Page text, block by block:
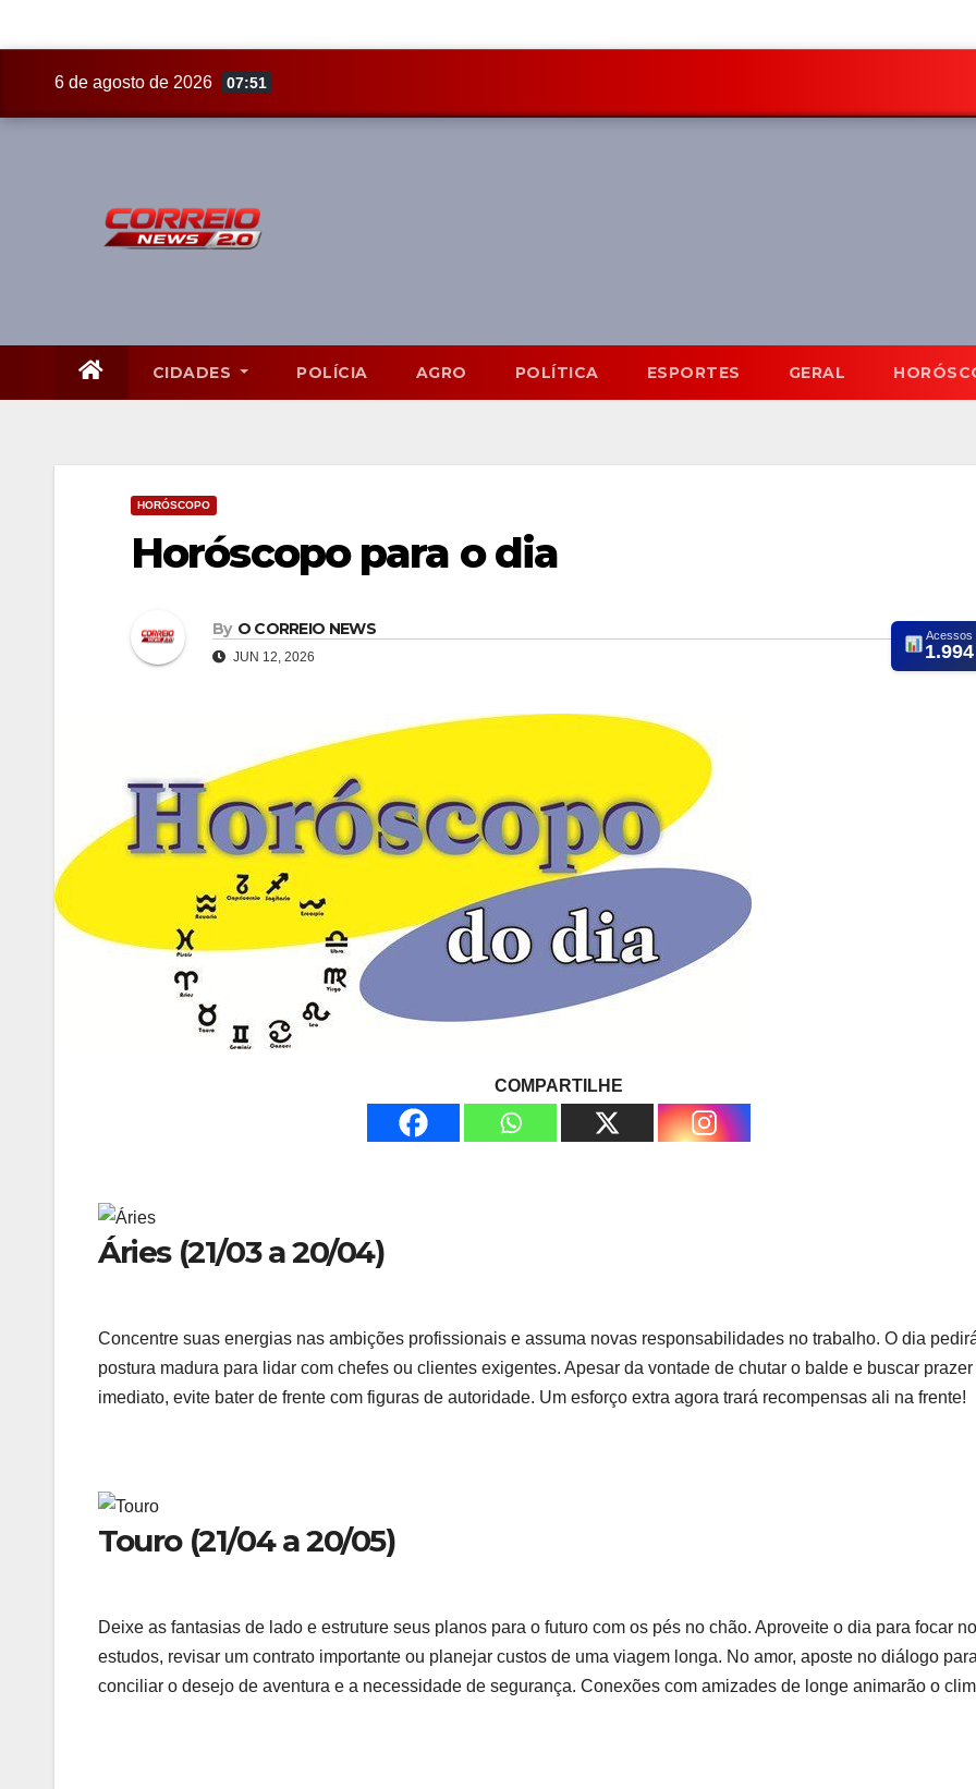
6 de agosto de 2026 07:51
CIDADES POLÍCIA AGRO POLÍTICA ESPORTES GERAL
HORÓSCOPO
Horóscopo para o dia
By O CORREIO NEWS
JUN 12, 2026
Acessos
1.994
COMPARTILHE
Áries (21/03 a 20/04)
Concentre suas energias nas ambições profissionais e assuma novas responsabilidades no trabalho. O dia
postura madura para lidar com chefes ou clientes exigentes. Apesar da vontade de chutar o balde e buscar prazer
imediato, evite bater de frente com figuras de autoridade. Um esforço extra agora trará recompensas ali na frente!
Touro (21/04 a 20/05)
Deixe as fantasias de lado e estruture seus planos para o futuro com os pés no chão. Aproveite o dia para focar
estudos, revisar um contrato importante ou planejar custos de uma viagem longa. No amor, aposte no diálogo
conciliar o desejo de aventura e a necessidade de segurança. Conexões com amizades de longe animarão o